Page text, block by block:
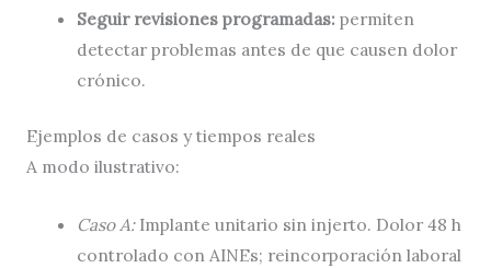
Seguir revisiones programadas: permiten
detectar problemas antes de que causen dolor
crónico.
Ejemplos de casos y tiempos reales
A modo ilustrativo:
Caso A:Implante unitario sin injerto. Dolor 48 h
controlado con AINEs; reincorporación laboral